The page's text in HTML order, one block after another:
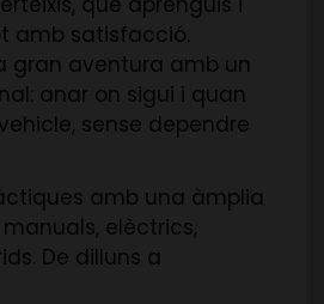
amb satisfacció.
gran aventura amb un
anar on sigui i quan
sense dependre
amb una àmplia
elèctrics,
De dilluns a